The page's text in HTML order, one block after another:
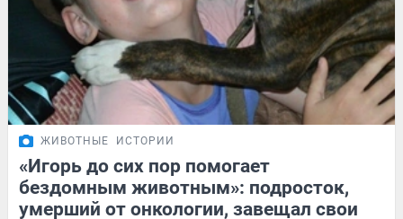
ЖИВОТНЫЕ ИСТОРИИ
«Игорь до сих пор помогает
бездомным животным»: подросток,
умерший от онкологии, завещал свои